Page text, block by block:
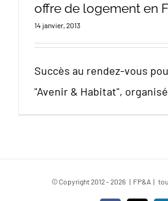
offre de logement en
14 janvier, 2013
Succès au rendez-vous
"Avenir & Habitat",
© Copyright 2012 -2026 | FP&A |